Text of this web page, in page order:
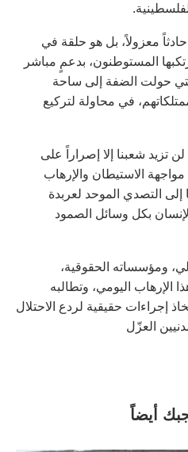
معزولاً، بل هو حلقة في
المستوطنون، بدعمٍ مباشر
حولت الضفة إلى ساحة
في محاولة لتركيع
تزيد شعبنا إلا إصراراً على
الاستيطان والإرهاب
إلى التصدي الموحد لعربدة
بكل وسائل الصمود
ومؤسساته الحقوقية،
الإرهاب اليومي، وتطالبه
إجراءات حقيقية لردع الاحتلال
العزّل
أيضاً